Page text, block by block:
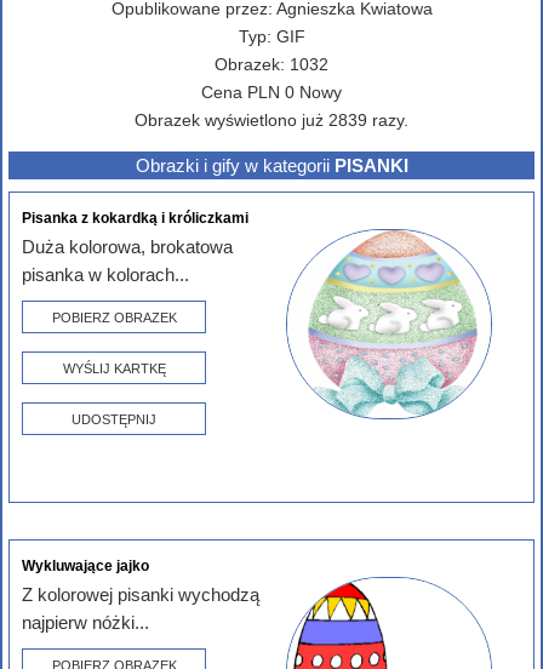
Opublikowane przez: Agnieszka Kwiatowa
Typ: GIF
Obrazek: 1032
Cena PLN 0 Nowy
Obrazek wyświetlono już 2839 razy.
Obrazki i gify w kategorii PISANKI
Pisanka z kokardką i króliczkami
Duża kolorowa, brokatowa
pisanka w kolorach...
POBIERZ OBRAZEK
WYŚLIJ KARTKĘ
UDOSTĘPNIJ
Wykluwające jajko
Z kolorowej pisanki wychodzą
najpierw nóżki...
POBIERZ OBRAZEK